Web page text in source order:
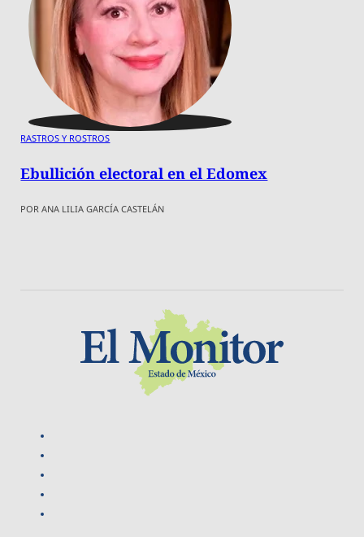
RASTROS Y ROSTROS
Ebullición electoral en el Edomex
POR ANA LILIA GARCÍA CASTELÁN